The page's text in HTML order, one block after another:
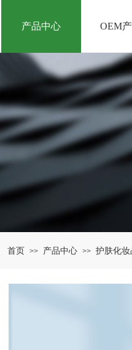
首页 >> 产品中心 >> 护肤化妆
产品中心 OEM